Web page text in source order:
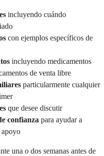
incluyendo cuándo
con ejemplos específicos de
incluyendo medicamentos
de venta libre
particularmente cualquier
que desee discutir
confianza para ayudar a
una o dos semanas antes de